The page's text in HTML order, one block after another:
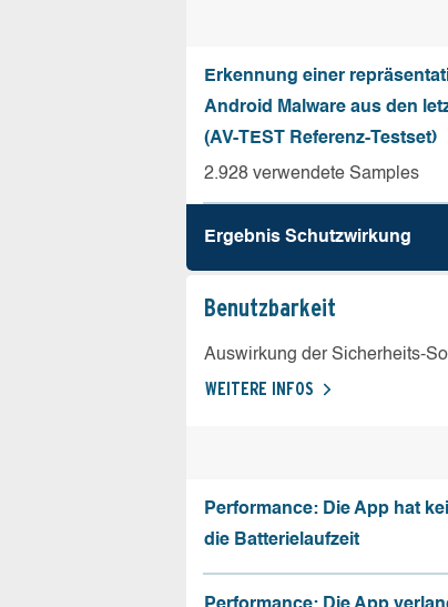
Erkennung einer
Android Malware aus den
(AV-TEST Referenz-Testset)
2.928 verwendete Samples
Ergebnis Schutz­wirkung
Benutz­barkeit
Auswirkung der Sicherheits-
WEITERE INFOS
Performance: Die App hat
die Batterielaufzeit